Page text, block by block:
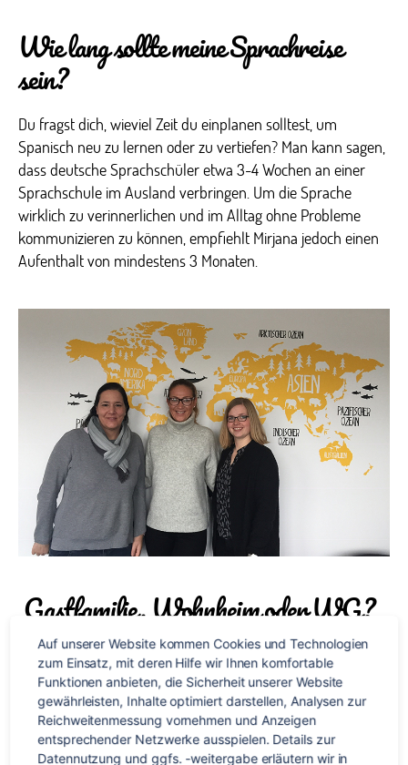
Wie lang sollte meine Sprachreise
sein?
Du fragst dich, wieviel Zeit du einplanen solltest, um
Spanisch neu zu lernen oder zu vertiefen? Man kann sagen,
dass deutsche Sprachschüler etwa 3-4 Wochen an einer
Sprachschule im Ausland verbringen. Um die Sprache
wirklich zu verinnerlichen und im Alltag ohne Probleme
kommunizieren zu können, empfiehlt Mirjana jedoch einen
Aufenthalt von mindestens 3 Monaten.
Gastfamilie, Wohnheim oder WG?
Die Entscheidung ob du während deiner Sprachreise lieber
in einer Gastfamilie, in einem Wohnheim oder doch eher in
einer Wohngemeinschaft untergebracht sein möchtest, liegt
letztendlich bei dir. Jede Unterkunft hat dabei natürlich ihre
eigenen Besonderheiten. Um Spanisch auch im Alltag und
Auf unserer Website kommen Cookies und Technologien
zum Einsatz, mit deren Hilfe wir Ihnen komfortable
Funktionen anbieten, die Sicherheit unserer Website
gewährleisten, Inhalte optimiert darstellen, Analysen zur
Reichweitenmessung vornehmen und Anzeigen
entsprechender Netzwerke ausspielen. Details zur
Datennutzung und ggfs. -weitergabe erläutern wir in